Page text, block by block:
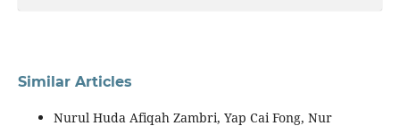
Similar Articles
Nurul Huda Afiqah Zambri, Yap Cai Fong, Nur